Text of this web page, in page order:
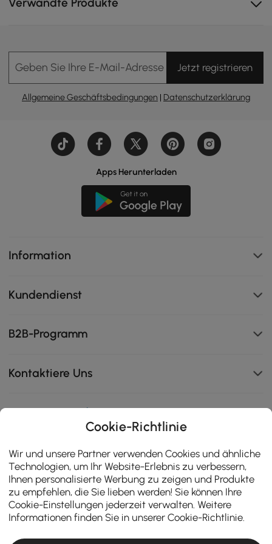
Verwandte Produkte
Geben Sie Ihre E-Mail-Adresse EinJetzt registrieren
Allgemeine Geschäftsbedingungen | Datenschutzerklärung
Apps Herunterladen
Information
Kundendienst
B2B-Programm
Kontaktiere Uns
111K
star
rating
ZERTIFIZIERTE BEWERTUNGEN
Cookie-Richtlinie
Wir und unsere Partner verwenden Cookies und ähnliche
Technologien, um Ihr Website-Erlebnis zu verbessern,
Ihnen personalisierte Werbung zu zeigen und Produkte
zu empfehlen, die Sie lieben werden! Sie können Ihre
Cookie-Einstellungen jederzeit verwalten. Weitere
Informationen finden Sie in unsererCookie-Richtlinie